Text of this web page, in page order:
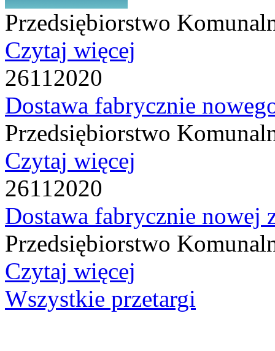
Przedsiębiorstwo
Czytaj więcej
26112020
Dostawa fabrycznie
Przedsiębiorstwo
Czytaj więcej
26112020
Dostawa fabrycznie nowej
Przedsiębiorstwo
Czytaj więcej
Wszystkie przetargi